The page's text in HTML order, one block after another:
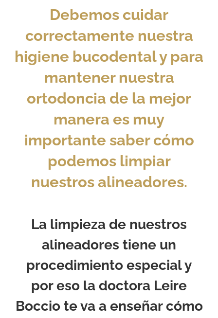
Debemos cuidar
correctamente nuestra
higiene bucodental y para
mantener nuestra
ortodoncia de la mejor
manera es muy
importante saber cómo
podemos limpiar
nuestros alineadores.
La limpieza de nuestros
alineadores tiene un
procedimiento especial y
por eso la doctora Leire
Boccio te va a enseñar cómo